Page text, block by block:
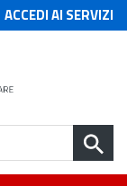
ACCEDI AI SERVIZI